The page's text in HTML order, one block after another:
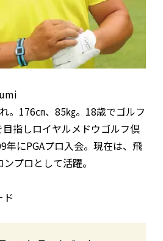
。176㎝、85㎏。18歳でゴルフ
指しロイヤルメドウゴルフ倶
年にPGAプロ入会。現在は、飛
プロとして活躍。
ド